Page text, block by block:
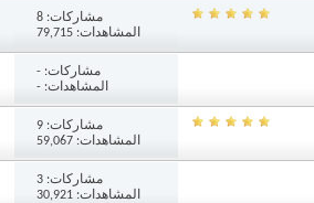
مشاركات:8
المشاهدات: 79,715
مشاركات:-
المشاهدات: -
مشاركات:9
المشاهدات: 59,067
مشاركات:3
المشاهدات: 30,921